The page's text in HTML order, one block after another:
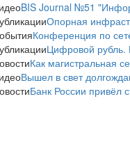
BIS Journal №51
Опорная
Конференция по
Цифровой рубль.
Как магистральная
Вышел в свет
Банк России привёл